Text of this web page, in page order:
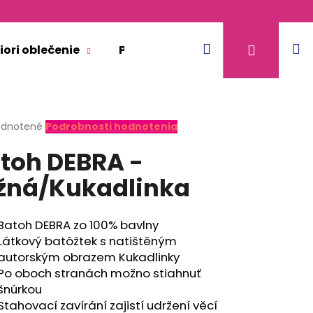
oblečenie Pre dospelých Doplnkový
Hľadať
Podrobnosti hodnotenia
DEBRA -
Kukadlinka
DEBRA zo 100% bavlny
batôžtek s natištěným
obrazem Kukadlinky
oboch stranách možno stiahnuť
zavírání zajistí udržení věcí
TENKÉ VÝSTRIH U